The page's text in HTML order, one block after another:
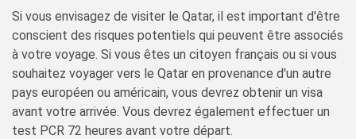
Si vous envisagez de visiter le Qatar, il est important d'être
conscient des risques potentiels qui peuvent être associés
à votre voyage. Si vous êtes un citoyen français ou si vous
souhaitez voyager vers le Qatar en provenance d'un autre
pays européen ou américain, vous devrez obtenir un visa
avant votre arrivée. Vous devrez également effectuer un
test PCR 72 heures avant votre départ.